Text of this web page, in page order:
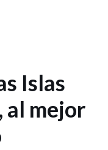
Islas
al mejor